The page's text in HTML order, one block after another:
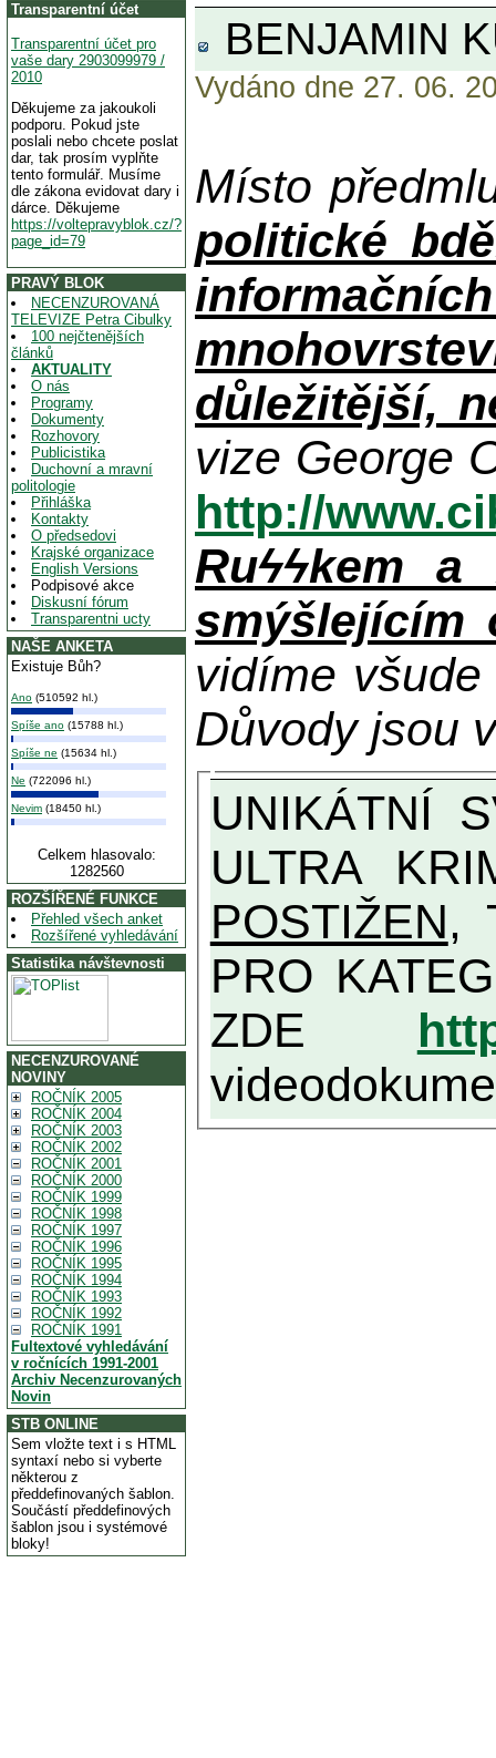
Transparentní účet
Transparentní účet pro
vaše dary 2903099979 /
2010
Děkujeme za jakoukoli
podporu. Pokud jste
poslali nebo chcete poslat
dar, tak prosím vyplňte
tento formulář. Musíme
dle zákona evidovat dary i
dárce. Děkujeme
https://voltepravyblok.cz/?
page_id=79
PRAVÝ BLOK
NECENZUROVANÁ
TELEVIZE Petra Cibulky
100 nejčtenějších
článků
AKTUALITY
O nás
Programy
Dokumenty
Rozhovory
Publicistika
Duchovní a mravní
politologie
Přihláška
Kontakty
O předsedovi
Krajské organizace
English Versions
Podpisové akce
Diskusní fórum
Transparentni ucty
NAŠE ANKETA
Existuje Bůh?
Ano (510592 hl.)
Spíše ano (15788 hl.)
Spíše ne (15634 hl.)
Ne (722096 hl.)
Nevim (18450 hl.)
Celkem hlasovalo:
1282560
ROZŠÍŘENÉ FUNKCE
Přehled všech anket
Rozšířené vyhledávání
Statistika návštevnosti
NECENZUROVANÉ
NOVINY
ROČNÍK 2005
ROČNÍK 2004
ROČNÍK 2003
ROČNÍK 2002
ROČNÍK 2001
ROČNÍK 2000
ROČNÍK 1999
ROČNÍK 1998
ROČNÍK 1997
ROČNÍK 1996
ROČNÍK 1995
ROČNÍK 1994
ROČNÍK 1993
ROČNÍK 1992
ROČNÍK 1991
Fultextové vyhledávání
v ročnících 1991-2001
Archiv Necenzurovaných
Novin
STB ONLINE
Sem vložte text i s HTML
syntaxí nebo si vyberte
některou z
předdefinovaných šablon.
Součástí předdefinových
šablon jsou i systémové
bloky!
BENJAMIN
Vydáno dne 27. 06.
Místo
politické
důležitější,
vize George
http://
Ruϟϟkem
smýšlejícím
vidíme
Důvody jsou
UNIKÁTNÍ SVĚDECTVÍ ZE SOUČASNOSTI: PŘEDSEDA VLASTIZRÁDNÉ VLÁDY KGB MIMOŘÁDNĚ DETAILNĚ O
ULTRA
POSTIŽEN,
PRO KATEGORII TĚCH VŮBEC
ZDE